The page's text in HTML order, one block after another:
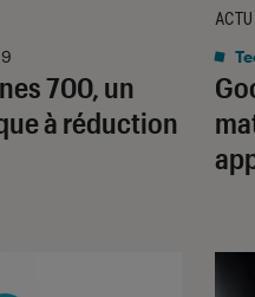
700, un
à réduction
ACTU